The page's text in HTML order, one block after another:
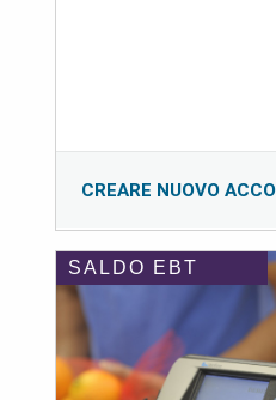
CREARE NUOVO
SALDO EBT